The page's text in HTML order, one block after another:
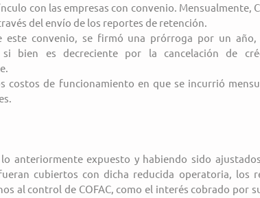
con las empresas con convenio. Mensualmente,
del envío de los reportes de retención.
este convenio, se firmó una prórroga por un año,
bien es decreciente por la cancelación de
costos de funcionamiento en que se incurrió
anteriormente expuesto y habiendo sido
cubiertos con dicha reducida operatoria, los
al control de COFAC, como el interés cobrado por